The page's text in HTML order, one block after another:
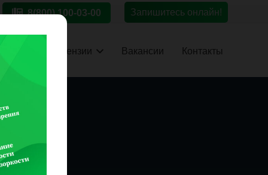
8(800) 100-03-00 Запишитесь онлайн!
Лицензии Вакансии Контакты